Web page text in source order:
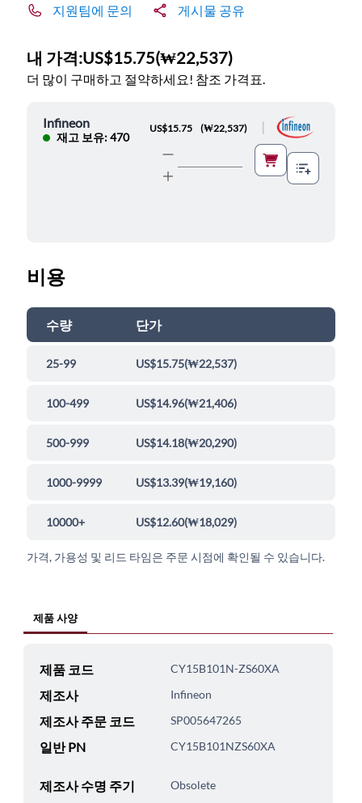
지원팀에 문의 게시물 공유
내 가격:US$15.75(₩22,537)
더 많이 구매하고 절약하세요! 참조 가격표.
Infineon
재고 보유: 470
US$15.75 (₩22,537)
비용
수량 단가
25-99 US$15.75(₩22,537)
100-499 US$14.96(₩21,406)
500-999 US$14.18(₩20,290)
1000-9999 US$13.39(₩19,160)
10000+ US$12.60(₩18,029)
가격, 가용성 및 리드 타임은 주문 시점에 확인될 수 있습니다.
제품 사양
제품 코드 CY15B101N-ZS60XA
제조사 Infineon
제조사 주문 코드 SP005647265
일반 PN CY15B101NZS60XA
제조사 수명 주기 Obsolete